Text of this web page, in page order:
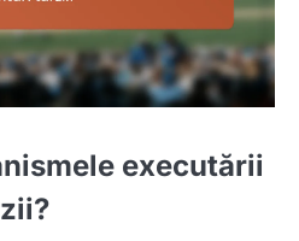
executării